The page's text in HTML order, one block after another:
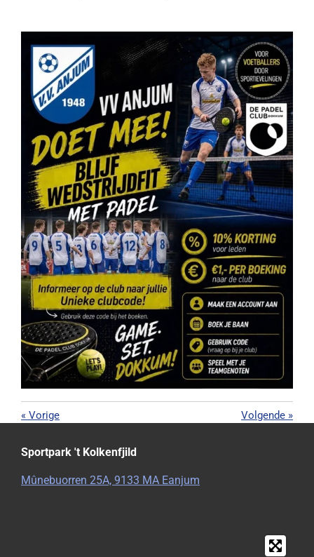
« Vorige Volgende »
Sportpark 't Kolkenfjild
Mûnebuorren 25A, 9133 MA Eanjum